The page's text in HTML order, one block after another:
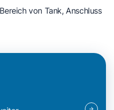
von Tank, Anschluss